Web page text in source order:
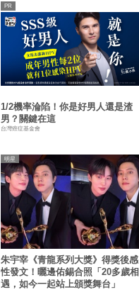
1/2機率淪陷！你是好男人還是渣
男？關鍵在這
台灣癌症基金會
朱宇宰《青龍系列大獎》得獎後感
性發文！曬邊佑錫合照「20多歲相
遇，如今一起站上頒獎舞台」
明星